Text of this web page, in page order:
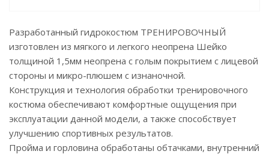
Разработанный гидрокостюм ТРЕНИРОВОЧНЫЙ
изготовлен из мягкого и легкого неопрена Шейко
толщиной 1,5мм неопрена с голым покрытием с лицевой
стороны и микро-плюшем с изнаночной.
Конструкция и технология обработки тренировочного
костюма обеспечивают комфортные ощущения при
эксплуатации данной модели, а также способствует
улучшению спортивных результатов.
Пройма и горловина обработаны обтачками, внутренний